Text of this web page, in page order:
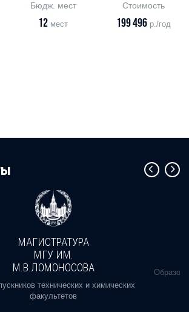
Бюдж. мест
12 мест
Стоимость
199 496 р./год
МАГИСТРАТУРА
МГУ ИМ.
М.В.ЛОМОНОСОВА
технических и химических
факультетов